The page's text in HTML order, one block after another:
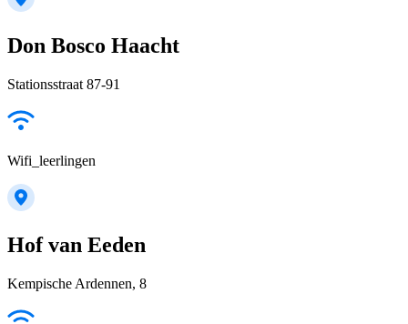
Don Bosco Haacht
Stationsstraat 87-91
Wifi_leerlingen
Hof van Eeden
Kempische Ardennen, 8